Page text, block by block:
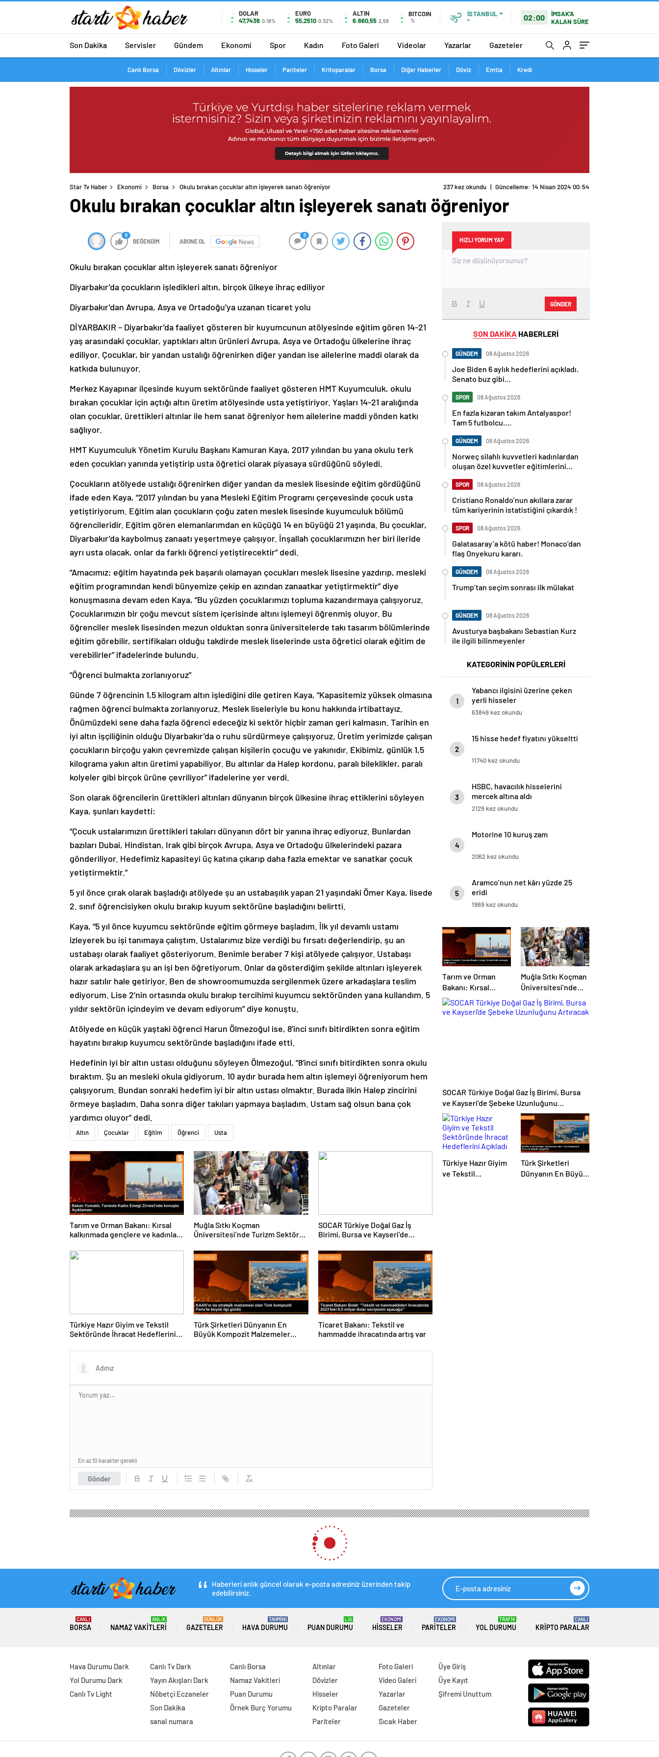
DOLAR
47,7436 0.18%
EURO
55,2510 0.32%
ALTIN
6.660,55 2,59
BITCOIN
%
İSTANBUL
°
02:00
İMSAK'A
KALAN SÜRE
Son Dakika Servisler Gündem Ekonomi Spor Kadın Foto Galeri Videolar Yazarlar Gazeteler
Canlı Borsa Dövizler Altınlar Hisseler Pariteler Kritoparalar Borsa Diğer Haberler Döviz Emtia Kredi
Star Tv Haber Ekonomi Borsa Okulu bırakan çocuklar altın işleyerek sanatı öğreniyor 237 kez okundu | Güncelleme: 14 Nisan 2024 00:54
Okulu bırakan çocuklar altın işleyerek sanatı öğreniyor
0
BEĞENDİM ABONE OL News
0
Okulu bırakan çocuklar altın işleyerek sanatı öğreniyor
Diyarbakır’da çocukların işledikleri altın, birçok ülkeye ihraç ediliyor
Diyarbakır’dan Avrupa, Asya ve Ortadoğu’ya uzanan ticaret yolu
DİYARBAKIR – Diyarbakır’da faaliyet gösteren bir kuyumcunun atölyesinde eğitim gören 14-21
yaş arasındaki çocuklar, yaptıkları altın ürünleri Avrupa, Asya ve Ortadoğu ülkelerine ihraç
ediliyor. Çocuklar, bir yandan ustalığı öğrenirken diğer yandan ise ailelerine maddi olarak da
katkıda bulunuyor.
Merkez Kayapınar ilçesinde kuyum sektöründe faaliyet gösteren HMT Kuyumculuk, okulu
bırakan çocuklar için açtığı altın üretim atölyesinde usta yetiştiriyor. Yaşları 14-21 aralığında
olan çocuklar, ürettikleri altınlar ile hem sanat öğreniyor hem ailelerine maddi yönden katkı
sağlıyor.
HMT Kuyumculuk Yönetim Kurulu Başkanı Kamuran Kaya, 2017 yılından bu yana okulu terk
eden çocukları yanında yetiştirip usta öğretici olarak piyasaya sürdüğünü söyledi.
Çocukların atölyede ustalığı öğrenirken diğer yandan da meslek lisesinde eğitim gördüğünü
ifade eden Kaya, “2017 yılından bu yana Mesleki Eğitim Programı çerçevesinde çocuk usta
yetiştiriyorum. Eğitim alan çocukların çoğu zaten meslek lisesinde kuyumculuk bölümü
öğrencileridir. Eğitim gören elemanlarımdan en küçüğü 14 en büyüğü 21 yaşında. Bu çocuklar,
Diyarbakır’da kaybolmuş zanaatı yeşertmeye çalışıyor. İnşallah çocuklarımızın her biri ileride
ayrı usta olacak, onlar da farklı öğrenci yetiştirecektir” dedi.
“Amacımız; eğitim hayatında pek başarılı olamayan çocukları meslek lisesine yazdırıp, mesleki
eğitim programından kendi bünyemize çekip en azından zanaatkar yetiştirmektir” diye
konuşmasına devam eden Kaya, “Bu yüzden çocuklarımızı topluma kazandırmaya çalışıyoruz.
Çocuklarımızın bir çoğu mevcut sistem içerisinde altını işlemeyi öğrenmiş oluyor. Bu
öğrenciler meslek lisesinden mezun olduktan sonra üniversitelerde takı tasarım bölümlerinde
eğitim görebilir, sertifikaları olduğu takdirde meslek liselerinde usta öğretici olarak eğitim de
verebilirler” ifadelerinde bulundu.
“Öğrenci bulmakta zorlanıyoruz”
Günde 7 öğrencinin 1,5 kilogram altın işlediğini dile getiren Kaya, “Kapasitemiz yüksek olmasına
rağmen öğrenci bulmakta zorlanıyoruz. Meslek liseleriyle bu konu hakkında irtibattayız.
Önümüzdeki sene daha fazla öğrenci edeceğiz ki sektör hiçbir zaman geri kalmasın. Tarihin en
iyi altın işçiliğinin olduğu Diyarbakır’da o ruhu sürdürmeye çalışıyoruz. Üretim yerimizde çalışan
çocukların birçoğu yakın çevremizde çalışan kişilerin çocuğu ve yakınıdır. Ekibimiz, günlük 1,5
kilograma yakın altın üretimi yapabiliyor. Bu altınlar da Halep kordonu, paralı bileklikler, paralı
kolyeler gibi birçok ürüne çevriliyor” ifadelerine yer verdi.
Son olarak öğrencilerin ürettikleri altınları dünyanın birçok ülkesine ihraç ettiklerini söyleyen
Kaya, şunları kaydetti:
“Çocuk ustalarımızın ürettikleri takıları dünyanın dört bir yanına ihraç ediyoruz. Bunlardan
bazıları Dubai, Hindistan, Irak gibi birçok Avrupa, Asya ve Ortadoğu ülkelerindeki pazara
gönderiliyor. Hedefimiz kapasiteyi üç katına çıkarıp daha fazla emektar ve sanatkar çocuk
yetiştirmektir.”
5 yıl önce çırak olarak başladığı atölyede şu an ustabaşılık yapan 21 yaşındaki Ömer Kaya, lisede
2. sınıf öğrencisiyken okulu bırakıp kuyum sektörüne başladığını belirtti.
Kaya, “5 yıl önce kuyumcu sektöründe eğitim görmeye başladım. İlk yıl devamlı ustamı
izleyerek bu işi tanımaya çalıştım. Ustalarımız bize verdiği bu fırsatı değerlendirip, şu an
ustabaşı olarak faaliyet gösteriyorum. Benimle beraber 7 kişi atölyede çalışıyor. Ustabaşı
olarak arkadaşlara şu an işi ben öğretiyorum. Onlar da gösterdiğim şekilde altınları işleyerek
hazır satılır hale getiriyor. Ben de showroomumuzda sergilenmek üzere arkadaşlara teslim
ediyorum. Lise 2’nin ortasında okulu bırakıp tercihimi kuyumcu sektöründen yana kullandım. 5
yıldır sektörün içindeyim ve devam ediyorum” diye konuştu.
Atölyede en küçük yaştaki öğrenci Harun Ölmezoğul ise, 8’inci sınıfı bitirdikten sonra eğitim
hayatını bırakıp kuyumcu sektöründe başladığını ifade etti.
Hedefinin iyi bir altın ustası olduğunu söyleyen Ölmezoğul, “8’inci sınıfı bitirdikten sonra okulu
bıraktım. Şu an mesleki okula gidiyorum. 10 aydır burada hem altın işlemeyi öğreniyorum hem
çalışıyorum. Bundan sonraki hedefim iyi bir altın ustası olmaktır. Burada ilkin Halep zincirini
örmeye başladım. Daha sonra diğer takıları yapmaya başladım. Ustam sağ olsun bana çok
yardımcı oluyor” dedi.
Altın Çocuklar Eğitim Öğrenci Usta
Tarım ve Orman Bakanı: Kırsal
kalkınmada gençlere ve kadınlara
Muğla Sıtkı Koçman
Üniversitesi’nde Turizm Sektörü
SOCAR Türkiye Doğal Gaz İş
Birimi, Bursa ve Kayseri’de
Türkiye Hazır Giyim ve Tekstil
Sektöründe İhracat Hedeflerini
Türk Şirketleri Dünyanın En
Büyük Kompozit Malzemeler
Ticaret Bakanı: Tekstil ve
hammadde ihracatında artış var
Gönder
En az 10 karakter gerekli
HIZLI YORUM YAP
GÖNDER
SON DAKİKA HABERLERİ
GÜNDEM 08 Ağustos 2026
Joe Biden 6 aylık hedeflerini açıkladı.
Senato buz gibi…
SPOR 08 Ağustos 2026
En fazla kızaran takım Antalyaspor!
Tam 5 futbolcu….
GÜNDEM 08 Ağustos 2026
Norweç silahlı kuvvetleri kadınlardan
oluşan özel kuvvetler eğitimlerini
SPOR 08 Ağustos 2026
Cristiano Ronaldo’nun akıllara zarar
tüm kariyerinin istatistiğini çıkardık !
SPOR 08 Ağustos 2026
Galatasaray’a kötü haber! Monaco’dan
flaş Onyekuru kararı.
GÜNDEM 08 Ağustos 2026
Trump’tan seçim sonrası ilk mülakat
GÜNDEM 08 Ağustos 2026
Avusturya başbakanı Sebastian Kurz
ile ilgili bilinmeyenler
KATEGORİNİN POPÜLERLERİ
1
Yabancı ilgisini üzerine çeken
yerli hisseler
63849 kez okundu
2
15 hisse hedef fiyatını yükseltti
11740 kez okundu
3
HSBC, havacılık hisselerini
mercek altına aldı
2129 kez okundu
4
Motorine 10 kuruş zam
2062 kez okundu
5
Aramco’nun net kârı yüzde 25
eridi
1969 kez okundu
Tarım ve Orman
Bakanı: Kırsal
kalkınmada
gençlere ve
Muğla Sıtkı Koçman
Üniversitesi’nde
Turizm Sektörü ve
Öğrenciler Buluştu
SOCAR Türkiye Doğal Gaz İş Birimi, Bursa
ve Kayseri’de Şebeke Uzunluğunu
Artıracak
Türkiye Hazır Giyim
ve Tekstil
Türk Şirketleri
Dünyanın En Büyük
Haberleri anlık güncel olarak e-posta adresiniz üzerinden takip
edebilirsiniz.
BORSA
CANLI
NAMAZ VAKITLERI
ANLIK
GAZETELER
GÜNLÜK
HAVA DURUMU
TAHMİNİ
PUAN DURUMU
LİG
HISSELER
EKONOMİ
PARITELER
EKONOMİ
YOL DURUMU
TRAFİK
KRIPTO PARALAR
CANLI
Hava Durumu Dark
Yol Durumu Dark
Canlı Tv Light
Canlı Tv Dark
Yayın Akışları Dark
Nöbetçi Eczaneler
Son Dakika
sanal numara
Canlı Borsa
Namaz Vakitleri
Puan Durumu
Örnek Burç Yorumu
Altınlar
Dövizler
Hisseler
Kripto Paralar
Pariteler
Foto Galeri
Video Galeri
Yazarlar
Gazeteler
Sıcak Haber
Üye Giriş
Üye Kayıt
Şifremi Unuttum